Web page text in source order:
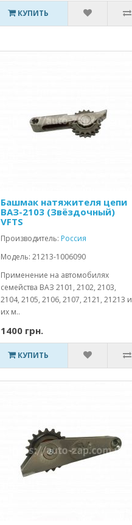
КУПИТЬ
Башмак натяжителя цепи
ВАЗ-2103 (Звёздочный)
VFTS
Производитель: Россия
Модель: 21213-1006090
Применение на автомобилях
семейства ВАЗ 2101, 2102, 2103,
2104, 2105, 2106, 2107, 2121, 21213 и
их м..
1400 грн.
КУПИТЬ